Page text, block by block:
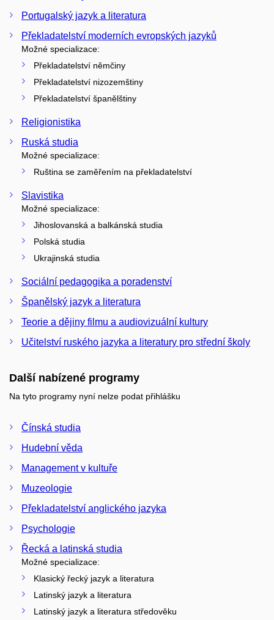
Portugalský jazyk a literatura
Překladatelství moderních evropských jazyků
Možné specializace:
Překladatelství němčiny
Překladatelství nizozemštiny
Překladatelství španělštiny
Religionistika
Ruská studia
Možné specializace:
Ruština se zaměřením na překladatelství
Slavistika
Možné specializace:
Jihoslovanská a balkánská studia
Polská studia
Ukrajinská studia
Sociální pedagogika a poradenství
Španělský jazyk a literatura
Teorie a dějiny filmu a audiovizuální kultury
Učitelství ruského jazyka a literatury pro střední školy
Další nabízené programy
Na tyto programy nyní nelze podat přihlášku
Čínská studia
Hudební věda
Management v kultuře
Muzeologie
Překladatelství anglického jazyka
Psychologie
Řecká a latinská studia
Možné specializace:
Klasický řecký jazyk a literatura
Latinský jazyk a literatura
Latinský jazyk a literatura středověku